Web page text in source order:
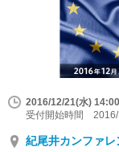
2016/12/21(水)
受付開始時間 2016/
紀尾井カンファ